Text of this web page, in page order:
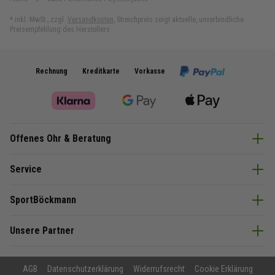
* inkl. MwSt. zzgl. Versandkosten Streichpreis zeigt aktuelle, unverbindliche
Preisempfehlung des Herstellers
Größe:M, 2XL
Rechnung Kreditkarte Vorkasse
Offenes Ohr & Beratung
Service
SportBöckmann
Unsere Partner
AGB Datenschutzerklärung Widerrufsrecht Cookie Erklärung